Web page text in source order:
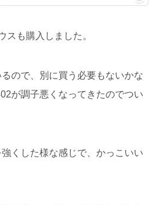
スも購入しました。
ので、別に買う必要もないかな
が調子悪くなってきたのでつい
くした様な感じで、かっこいい